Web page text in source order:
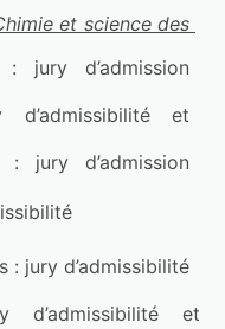
04892925v1
healing and
, 2024, Progress in
Cavalcanti
Muro
et science des
: jury d’admission
et
jury d’admission
: jury d’admissibilité
et